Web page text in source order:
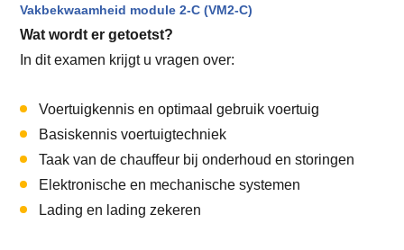
Vakbekwaamheid module 2-C (VM2-C)
Wat wordt er getoetst?
In dit examen krijgt u vragen over:
Voertuigkennis en optimaal gebruik voertuig
Basiskennis voertuigtechniek
Taak van de chauffeur bij onderhoud en storingen
Elektronische en mechanische systemen
Lading en lading zekeren